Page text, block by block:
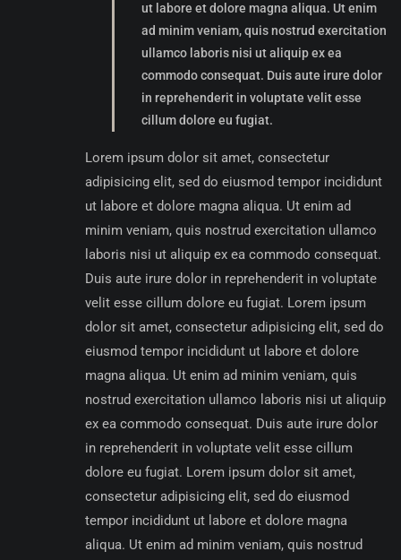
ut labore et dolore magna aliqua. Ut enim
ad minim veniam, quis nostrud exercitation
ullamco laboris nisi ut aliquip ex ea
commodo consequat. Duis aute irure dolor
in reprehenderit in voluptate velit esse
cillum dolore eu fugiat.
Lorem ipsum dolor sit amet, consectetur
adipisicing elit, sed do eiusmod tempor incididunt
ut labore et dolore magna aliqua. Ut enim ad
minim veniam, quis nostrud exercitation ullamco
laboris nisi ut aliquip ex ea commodo consequat.
Duis aute irure dolor in reprehenderit in voluptate
velit esse cillum dolore eu fugiat. Lorem ipsum
dolor sit amet, consectetur adipisicing elit, sed do
eiusmod tempor incididunt ut labore et dolore
magna aliqua. Ut enim ad minim veniam, quis
nostrud exercitation ullamco laboris nisi ut aliquip
ex ea commodo consequat. Duis aute irure dolor
in reprehenderit in voluptate velit esse cillum
dolore eu fugiat. Lorem ipsum dolor sit amet,
consectetur adipisicing elit, sed do eiusmod
tempor incididunt ut labore et dolore magna
aliqua. Ut enim ad minim veniam, quis nostrud